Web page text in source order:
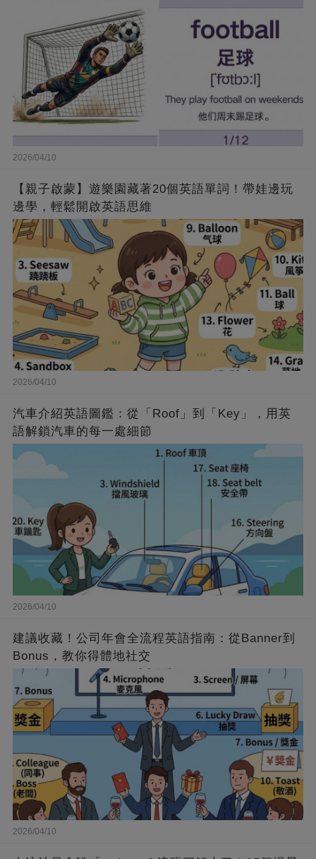
2026/04/10
【親子啟蒙】遊樂園藏著20個英語單詞！帶娃邊玩
邊學，輕鬆開啟英語思維
2026/04/10
汽車介紹英語圖鑑：從「Roof」到「Key」，用英
語解鎖汽車的每一處細節
2026/04/10
建議收藏！公司年會全流程英語指南：從Banner到
Bonus，教你得體地社交
2026/04/10